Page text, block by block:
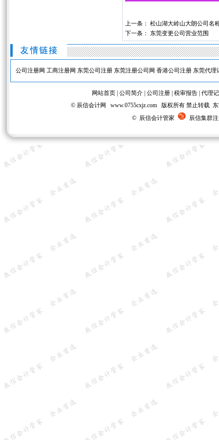
上一条： 松山湖大岭山大朗公司名
下一条： 东莞变更公司营业范围
公司注册网 工商注册网 东莞公司注册 东莞注册公司网 香港公司注册 东莞代理
网站首页 公司简介 公司注册 税审报告 代理
© 辰信会计网 www.0755cxjz.com 版权所有 禁止转载
© 辰信会计管家
辰信集群